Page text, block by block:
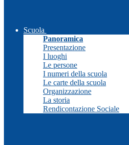
Scuola
Panoramica
Presentazione
I luoghi
Le persone
I numeri della scuola
Le carte della scuola
Organizzazione
La storia
Rendicontazione Sociale